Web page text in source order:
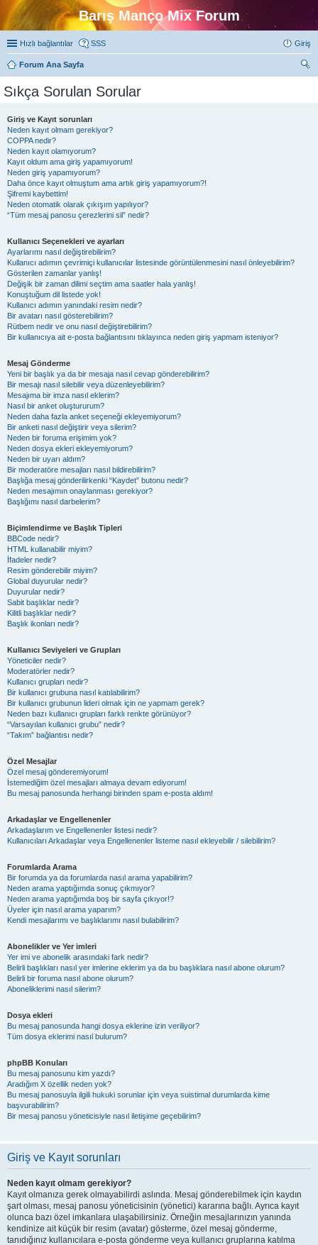
Barış Manço Mix Forum
Hızlı bağlantılar SSS Giriş
Forum Ana Sayfa
Sıkça Sorulan Sorular
Giriş ve Kayıt sorunları
Neden kayıt olmam gerekiyor?
COPPA nedir?
Neden kayıt olamıyorum?
Kayıt oldum ama giriş yapamıyorum!
Neden giriş yapamıyorum?
Daha önce kayıt olmuştum ama artık giriş yapamıyorum?!
Şifremi kaybettim!
Neden otomatik olarak çıkışım yapılıyor?
“Tüm mesaj panosu çerezlerini sil” nedir?
Kullanıcı Seçenekleri ve ayarları
Ayarlarımı nasıl değiştirebilirim?
Kullanıcı adımın çevrimiçi kullanıcılar listesinde görüntülenmesini nasıl önleyebilirim?
Gösterilen zamanlar yanlış!
Değişik bir zaman dilimi seçtim ama saatler hala yanlış!
Konuştuğum dil listede yok!
Kullanıcı adımın yanındaki resim nedir?
Bir avatarı nasıl gösterebilirim?
Rütbem nedir ve onu nasıl değiştirebilirim?
Bir kullanıcıya ait e-posta bağlantısını tıklayınca neden giriş yapmam isteniyor?
Mesaj Gönderme
Yeni bir başlık ya da bir mesaja nasıl cevap gönderebilirim?
Bir mesajı nasıl silebilir veya düzenleyebilirim?
Mesajıma bir imza nasıl eklerim?
Nasıl bir anket oluştururum?
Neden daha fazla anket seçeneği ekleyemiyorum?
Bir anketi nasıl değiştirir veya silerim?
Neden bir foruma erişimim yok?
Neden dosya ekleri ekleyemiyorum?
Neden bir uyarı aldım?
Bir moderatöre mesajları nasıl bildirebilirim?
Başlığa mesaj gönderilirkenki “Kaydet” butonu nedir?
Neden mesajımın onaylanması gerekiyor?
Başlığımı nasıl darbelerim?
Biçimlendirme ve Başlık Tipleri
BBCode nedir?
HTML kullanabilir miyim?
İfadeler nedir?
Resim gönderebilir miyim?
Global duyurular nedir?
Duyurular nedir?
Sabit başlıklar nedir?
Kilitli başlıklar nedir?
Başlık ikonları nedir?
Kullanıcı Seviyeleri ve Grupları
Yöneticiler nedir?
Moderatörler nedir?
Kullanıcı grupları nedir?
Bir kullanıcı grubuna nasıl katılabilirim?
Bir kullanıcı grubunun lideri olmak için ne yapmam gerek?
Neden bazı kullanıcı grupları farklı renkte görünüyor?
“Varsayılan kullanıcı grubu” nedir?
“Takım” bağlantısı nedir?
Özel Mesajlar
Özel mesaj gönderemiyorum!
İstemediğim özel mesajları almaya devam ediyorum!
Bu mesaj panosunda herhangi birinden spam e-posta aldım!
Arkadaşlar ve Engellenenler
Arkadaşlarım ve Engellenenler listesi nedir?
Kullanıcıları Arkadaşlar veya Engellenenler listeme nasıl ekleyebilir / silebilirim?
Forumlarda Arama
Bir forumda ya da forumlarda nasıl arama yapabilirim?
Neden arama yaptığımda sonuç çıkmıyor?
Neden arama yaptığımda boş bir sayfa çıkıyor!?
Üyeler için nasıl arama yaparım?
Kendi mesajlarımı ve başlıklarımı nasıl bulabilirim?
Abonelikler ve Yer imleri
Yer imi ve abonelik arasındaki fark nedir?
Belirli başlıkları nasıl yer imlerine eklerim ya da bu başlıklara nasıl abone olurum?
Belirli bir foruma nasıl abone olurum?
Aboneliklerimi nasıl silerim?
Dosya ekleri
Bu mesaj panosunda hangi dosya eklerine izin veriliyor?
Tüm dosya eklerimi nasıl bulurum?
phpBB Konuları
Bu mesaj panosunu kim yazdı?
Aradığım X özellik neden yok?
Bu mesaj panosuyla ilgili hukuki sorunlar için veya suistimal durumlarda kime
başvurabilirim?
Bir mesaj panosu yöneticisiyle nasıl iletişime geçebilirim?
Giriş ve Kayıt sorunları
Neden kayıt olmam gerekiyor?
Kayıt olmanıza gerek olmayabilirdi aslında. Mesaj gönderebilmek için kaydın
şart olması, mesaj panosu yöneticisinin (yönetici) kararına bağlı. Ayrıca kayıt
olunca bazı özel imkanlara ulaşabilirsiniz. Örneğin mesajlarınızın yanında
kendinize ait küçük bir resim (avatar) gösterme, özel mesaj gönderme,
tanıdığınız kullanıcılara e-posta gönderme veya kullanıcı gruplarına katılma